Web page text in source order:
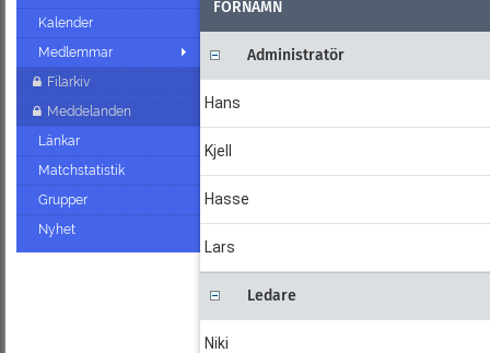
Kalender
Medlemmar
Filarkiv
Meddelanden
Länkar
Matchstatistik
Grupper
Nyhet
FÖRNAMN
Administratör
Hans
Kjell
Hasse
Lars
Ledare
Niki